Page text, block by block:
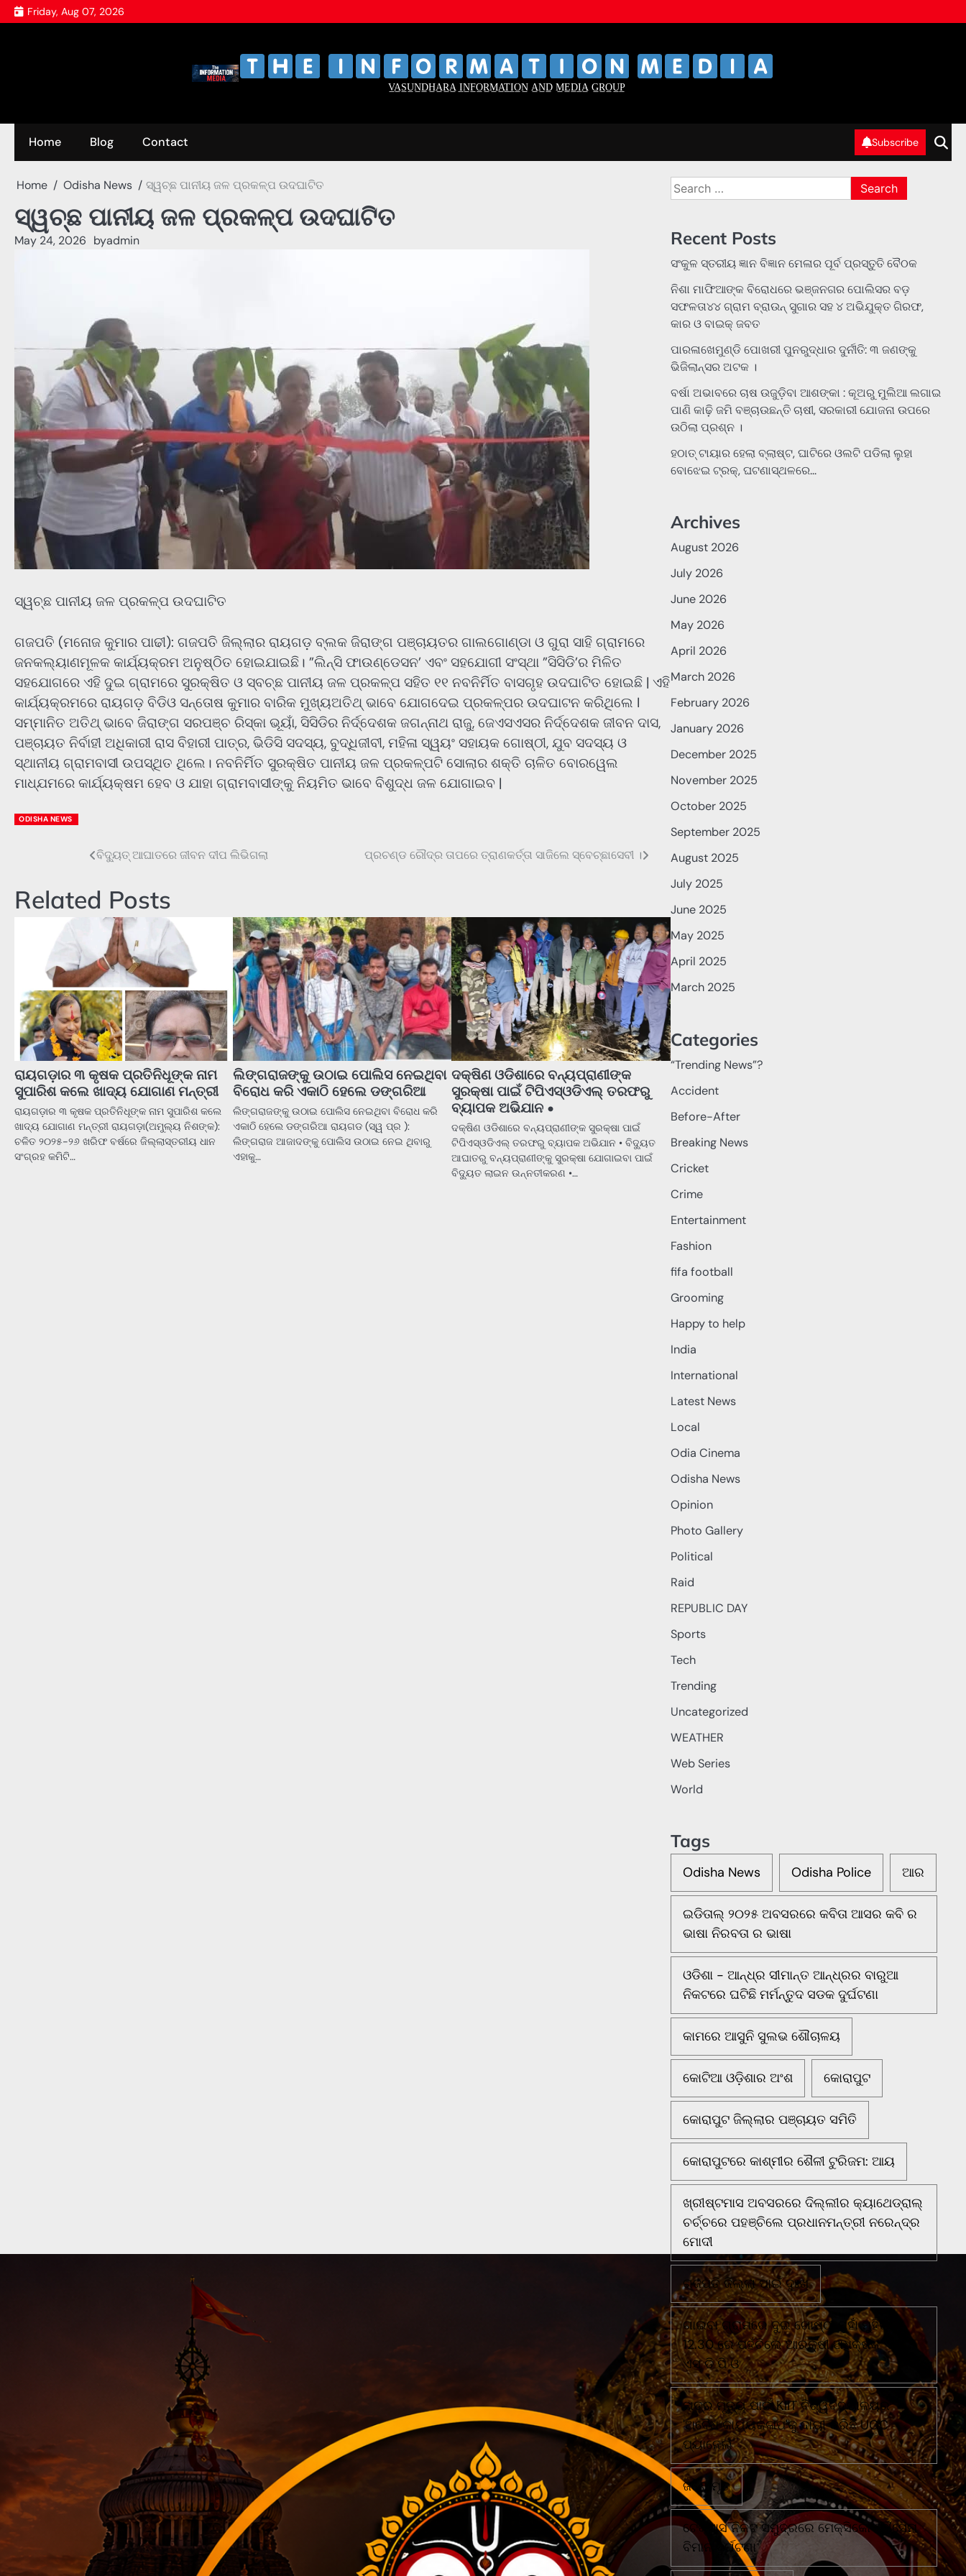
Skip
to
Friday, Aug 07, 2026
V̲A̲S̲U̲N̲D̲H̲A̲R̲A̲ I̲N̲F̲O̲R̲M̲A̲T̲I̲O̲N̲ A̲N̲D̲ M̲E̲D̲I̲A̲ G̲R̲O̲U̲P̲
Home Blog Contact Subscribe
Home Odisha News ସ୍ୱଚ୍ଛ ପାନୀୟ ଜଳ ପ୍ରକଳ୍ପ ଉଦଘାଟିତ
ସ୍ୱଚ୍ଛ ପାନୀୟ ଜଳ ପ୍ରକଳ୍ପ ଉଦଘାଟିତ
May 24, 2026 byadmin
ସ୍ୱଚ୍ଛ ପାନୀୟ ଜଳ ପ୍ରକଳ୍ପ ଉଦଘାଟିତ
ଗଜପତି (ମନୋଜ କୁମାର ପାଢୀ): ଗଜପତି ଜିଲ୍ଲାର ରାୟଗଡ଼ ବ୍ଲକ ଜିରାଙ୍ଗ ପଞ୍ଚାୟତର ଗାଲଗୋଣ୍ଡା ଓ ଗୁରା ସାହି ଗ୍ରାମରେ
ଜନକଲ୍ୟାଣମୂଳକ କାର୍ଯ୍ୟକ୍ରମ ଅନୁଷ୍ଠିତ ହୋଇଯାଇଛି। ”ଲିନ୍ସି ଫାଉଣ୍ଡେସନ’ ଏବଂ ସହଯୋଗୀ ସଂସ୍ଥା ”ସିସିଡି’ର ମିଳିତ
ସ‌ହ‌ଯୋଗରେ ଏହି ଦୁଇ ଗ୍ରାମରେ ସୁରକ୍ଷିତ ଓ ସ୍ବଚ୍ଛ ପାନୀୟ ଜଳ ପ୍ରକଳ୍ପ ସହିତ ୧୧ ନବନିର୍ମିତ ବାସଗୃହ ଉଦଘାଟିତ ହୋଇଛି | ଏହି
କାର୍ଯ୍ୟକ୍ରମରେ ରାୟଗଡ଼ ବିଡିଓ ସନ୍ତୋଷ କୁମାର ବାରିକ ମୁଖ୍ୟଅତିଥ୍ ଭାବେ ଯୋଗଦେଇ ପ୍ରକଳ୍ପର ଉଦଘାଟନ କରିଥିଲେ I
ସମ୍ମାନିତ ଅତିଥ୍‌ ଭାବେ ଜିରାଙ୍ଗ ସରପଞ୍ଚ ରିସ୍କା ଭୂୟାଁ, ସିସିଡିର ନିର୍ଦ୍ଦେଶକ ଜଗନ୍ନାଥ ରାଜୁ, ଜେଏସଏସର ନିର୍ଦ୍ଦେଶକ ଜୀବନ ଦାସ,
ପଞ୍ଚାୟତ ନିର୍ବାହୀ ଅଧିକାରୀ ରାସ ବିହାରୀ ପାତ୍ର, ଭିଡିସି ସଦସ୍ୟ, ବୁଦ୍ଧିଜୀବୀ, ମହିଳା ସ୍ୱୟଂ ସହାୟକ ଗୋଷ୍ଠୀ, ଯୁବ ସଦସ୍ୟ ଓ
ସ୍ଥାନୀୟ ଗ୍ରାମବାସୀ ଉପସ୍ଥିତ ଥିଲେ। ନବନିର୍ମିତ ସୁରକ୍ଷିତ ପାନୀୟ ଜଳ ପ୍ରକଳ୍ପଟି ସୋଲାର ଶକ୍ତି ଚାଳିତ ବୋରୱେଲ
ମାଧ୍ଯମରେ କାର୍ଯ୍ୟକ୍ଷମ ହେବ ଓ ଯାହା ଗ୍ରାମବାସୀଙ୍କୁ ନିୟମିତ ଭାବେ ବିଶୁଦ୍ଧ ଜଳ ଯୋଗାଇବ |
ODISHA NEWS
ବିଦ୍ୟୁତ୍ ଆଘାତରେ ଜୀବନ ଦୀପ ଲିଭିଗଲା ପ୍ରଚଣ୍ଡ ରୌଦ୍ର ତାପରେ ତ୍ରାଣକର୍ତ୍ତା ସାଜିଲେ ସ୍ବେଚ୍ଛାସେବୀ ।
Related Posts
ରାୟଗଡ଼ାର ୩ କୃଷକ ପ୍ରତିନିଧୂଙ୍କ ନାମ
ସୁପାରିଶ କଲେ ଖାଦ୍ୟ ଯୋଗାଣ ମନ୍ତ୍ରୀ
ରାୟଗଡ଼ାର ୩ କୃଷକ ପ୍ରତିନିଧୂଙ୍କ ନାମ ସୁପାରିଶ କଲେ
ଖାଦ୍ୟ ଯୋଗାଣ ମନ୍ତ୍ରୀ ରାୟଗଡ଼ା(ଅମୁଲ୍ୟ ନିଶଙ୍କ):
ଚଳିତ ୨୦୨୫-୨୬ ଖରିଫ ବର୍ଷରେ ଜିଲ୍ଲାସ୍ତରୀୟ ଧାନ
ସଂଗ୍ରହ କମିଟି…
ଲିଙ୍ଗରାଜଙ୍କୁ ଉଠାଇ ପୋଲିସ ନେଇଥିବା
ବିରୋଧ କରି ଏକାଠି ହେଲେ ଡଙ୍ଗରିଆ
ଲିଙ୍ଗରାଜଙ୍କୁ ଉଠାଇ ପୋଲିସ ନେଇଥିବା ବିରୋଧ କରି
ଏକାଠି ହେଲେ ଡଙ୍ଗରିଆ ରାୟଗଡ (ସ୍ୱ ପ୍ର ):
ଲିଙ୍ଗରାଜ ଆଜାଦଙ୍କୁ ପୋଲିସ ଉଠାଇ ନେଇ ଥିବାରୁ
ଏହାକୁ…
ଦକ୍ଷିଣ ଓଡିଶାରେ ବନ୍ୟପ୍ରାଣୀଙ୍କ
ସୁରକ୍ଷା ପାଇଁ ଟିପିଏସ୍ଓଡିଏଲ୍ ତରଫରୁ
ବ୍ୟାପକ ଅଭିଯାନ •
ଦକ୍ଷିଣ ଓଡିଶାରେ ବନ୍ୟପ୍ରାଣୀଙ୍କ ସୁରକ୍ଷା ପାଇଁ
ଟିପିଏସ୍ଓଡିଏଲ୍ ତରଫରୁ ବ୍ୟାପକ ଅଭିଯାନ • ବିଦ୍ୟୁତ
ଆଘାତରୁ ବନ୍ୟପ୍ରାଣୀଙ୍କୁ ସୁରକ୍ଷା ଯୋଗାଇବା ପାଇଁ
ବିଦ୍ୟୁତ ଲାଇନ ଉନ୍ନତୀକରଣ •…
Search
for:
Recent Posts
ସଂକୁଳ ସ୍ତରୀୟ ଜ୍ଞାନ ବିଜ୍ଞାନ ମେଳାର ପୂର୍ବ ପ୍ରସ୍ତୁତି ବୈଠକ
ନିଶା ମାଫିଆଙ୍କ ବିରୋଧରେ ଭଞ୍ଜନଗର ପୋଲିସର ବଡ଼
ସଫଳତା୪୪ ଗ୍ରାମ ବ୍ରାଉନ୍ ସୁଗାର ସହ ୪ ଅଭିଯୁକ୍ତ ଗିରଫ,
କାର ଓ ବାଇକ୍ ଜବତ
ପାରଳାଖେମୁଣ୍ଡି ପୋଖରୀ ପୁନରୁଦ୍ଧାର ଦୁର୍ନୀତି: ୩ ଜଣଙ୍କୁ
ଭିଜିଲାନ୍ସର ଅଟକ ।
ବର୍ଷା ଅଭାବରେ ଚାଷ ଉଜୁଡ଼ିବା ଆଶଙ୍କା : କୂଅରୁ ମୁଲିଆ ଲଗାଇ
ପାଣି କାଢ଼ି ଜମି ବଞ୍ଚାଉଛନ୍ତି ଚାଷୀ, ସରକାରୀ ଯୋଜନା ଉପରେ
ଉଠିଲା ପ୍ରଶ୍ନ ।
ହଠାତ୍‌ ଟାୟାର ହେଲା ବ୍ଲାଷ୍ଟ, ଘାଟିରେ ଓଲଟି ପଡିଲା ଲୁହା
ବୋଝେଇ ଟ୍ରକ୍‌, ଘଟଣାସ୍ଥଳରେ…
Archives
August 2026
July 2026
June 2026
May 2026
April 2026
March 2026
February 2026
January 2026
December 2025
November 2025
October 2025
September 2025
August 2025
July 2025
June 2025
May 2025
April 2025
March 2025
Categories
“Trending News”?
Accident
Before-After
Breaking News
Cricket
Crime
Entertainment
Fashion
fifa football
Grooming
Happy to help
India
International
Latest News
Local
Odia Cinema
Odisha News
Opinion
Photo Gallery
Political
Raid
REPUBLIC DAY
Sports
Tech
Trending
Uncategorized
WEATHER
Web Series
World
Tags
Odisha News Odisha Police ଆର
ଇଡିତାଲ୍ ୨୦୨୫ ଅବସରରେ କବିତା ଆସର କବି ର
ଭାଷା ନିରବତା ର ଭାଷା
ଓଡିଶା - ଆନ୍ଧ୍ର ସୀମାନ୍ତ ଆନ୍ଧ୍ରର ବାରୁଆ
ନିକଟରେ ଘଟିଛି ମର୍ମନ୍ତୁଦ ସଡକ ଦୁର୍ଘଟଣା
କାମରେ ଆସୁନି ସୁଲଭ ଶୌଚାଳୟ
କୋଟିଆ ଓଡ଼ିଶାର ଅଂଶ କୋରାପୁଟ
କୋରାପୁଟ ଜିଲ୍ଲାର ପଞ୍ଚାୟତ ସମିତି
କୋରାପୁଟରେ କାଶ୍ମୀର ଶୈଳୀ ଟୁରିଜମ: ଆୟ
ଖ୍ରୀଷ୍ଟମାସ ଅବସରରେ ଦିଲ୍ଲୀର କ୍ୟାଥେଡ୍ରାଲ୍
ଚର୍ଚ୍ଚରେ ପହଞ୍ଚିଲେ ପ୍ରଧାନମନ୍ତ୍ରୀ ନରେନ୍ଦ୍ର
ମୋଦୀ
ଗଜପତି ଜିଲ୍ଲା ପାଇଁ ଦୁଃଖ
ଗାଇବା ଗ୍ରାମରେ ଦୁଇ ଗୋଷ୍ଠୀ ମୁହାଁ ମୁହିଁରାତି
12.30 ରେ ପହଁଚିଲେ ଆରକ୍ଷୀ ଅଧିକ୍ଷକ ଏବଂ
ଏସ ଡି ପି ଓ
ଛାତ୍ର ମୃତ୍ୟୁ ପାଇଁ KIIT ବିଶ୍ୱବିଦ୍ୟାଳୟର
'ଅବୈଧ କାର୍ଯ୍ୟକଳାପ'କୁ ଦାୟୀ କରିଛି UGC
ପ୍ୟାନେଲ
ଜଣେ ମୃତ
ଟେକ୍ସାସ ନିକଟ ସମୁଦ୍ରରେ ମେକ୍ସିକୋ ନୌସେନା
ବିମାନ ଦୁର୍ଘଟଣା